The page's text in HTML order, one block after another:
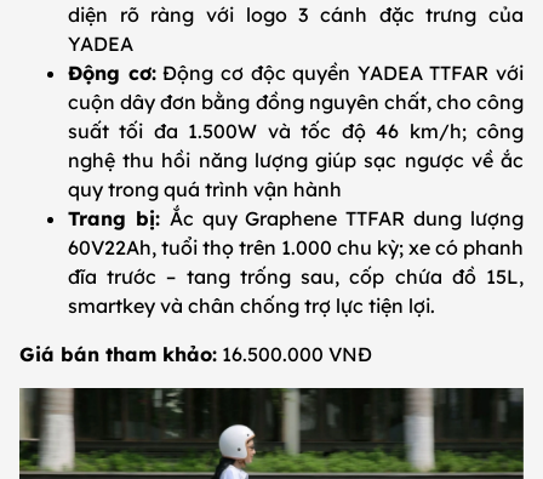
diện rõ ràng với logo 3 cánh đặc trưng của
YADEA
Động cơ:Động cơ độc quyền YADEA TTFAR với
cuộn dây đơn bằng đồng nguyên chất, cho công
suất tối đa 1.500W và tốc độ 46 km/h; công
nghệ thu hồi năng lượng giúp sạc ngược về ắc
quy trong quá trình vận hành
Trang bị: Ắc quy Graphene TTFAR dung lượng
60V22Ah, tuổi thọ trên 1.000 chu kỳ; xe có phanh
đĩa trước – tang trống sau, cốp chứa đồ 15L,
smartkey và chân chống trợ lực tiện lợi.
Giá bán tham khảo: 16.500.000 VNĐ